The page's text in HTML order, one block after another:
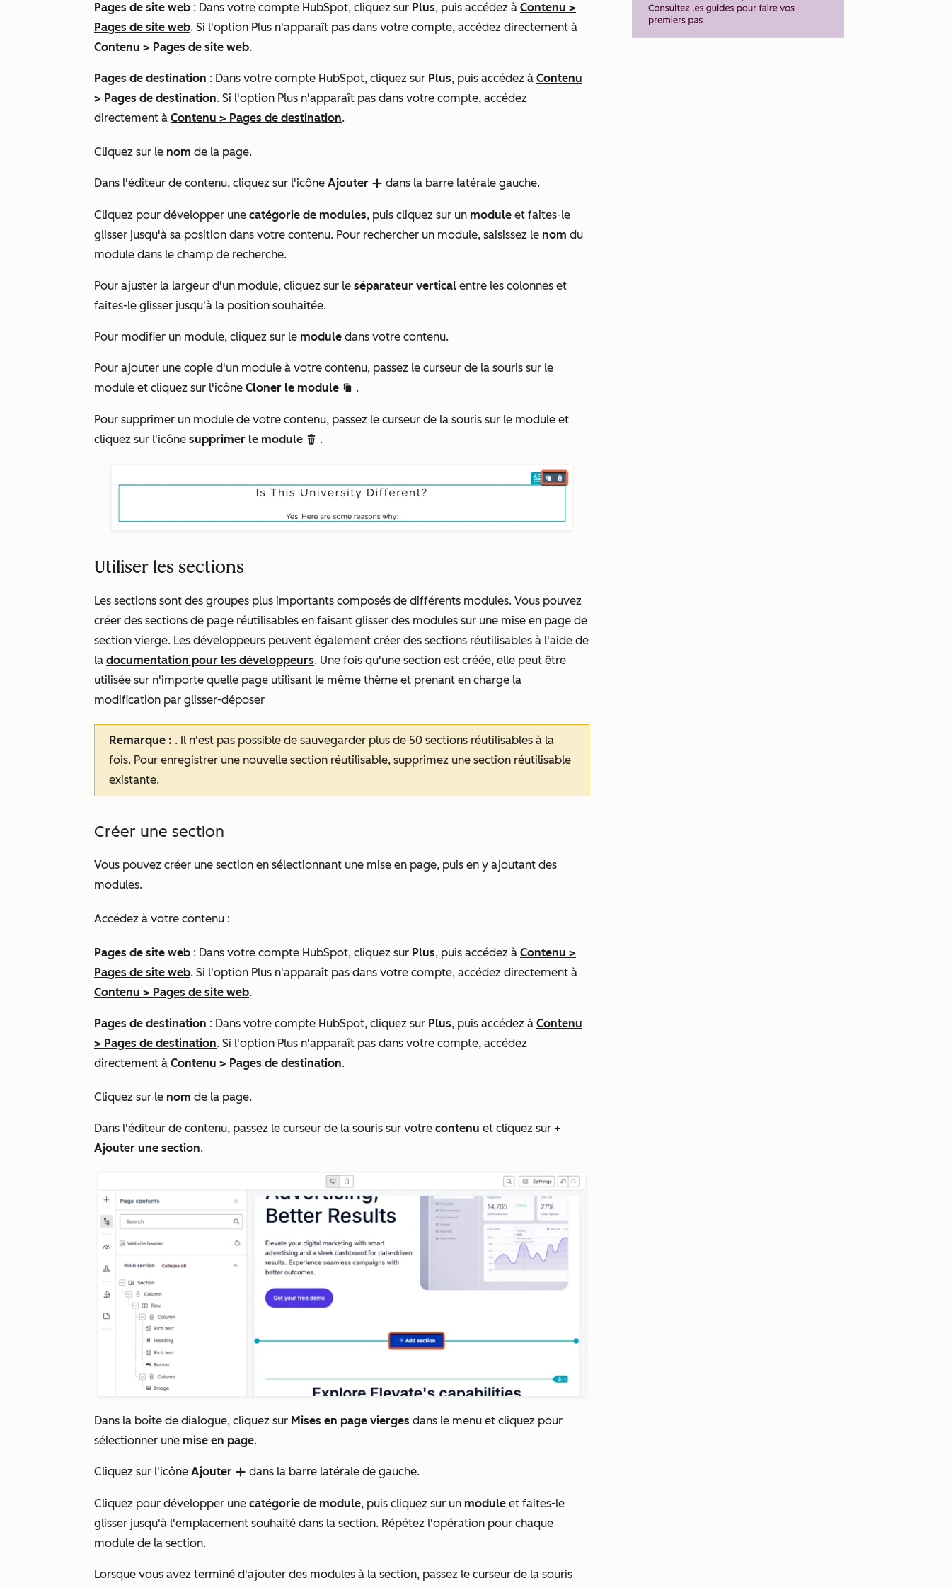
Pages de site web : Dans votre compte HubSpot, cliquez sur Plus, puis accédez à Contenu >
Pages de site web. Si l'option Plus n'apparaît pas dans votre compte, accédez directement à
Contenu > Pages de site web.
Pages de destination : Dans votre compte HubSpot, cliquez sur Plus, puis accédez à Contenu
> Pages de destination. Si l'option Plus n'apparaît pas dans votre compte, accédez
directement à Contenu > Pages de destination.
Cliquez sur le nom de la page.
Dans l'éditeur de contenu, cliquez sur l'icône Ajouter add dans la barre latérale gauche.
Cliquez pour développer une catégorie de modules, puis cliquez sur un module et faites-le
glisser jusqu'à sa position dans votre contenu. Pour rechercher un module, saisissez le nom du
module dans le champ de recherche.
Pour ajuster la largeur d'un module, cliquez sur le séparateur vertical entre les colonnes et
faites-le glisser jusqu'à la position souhaitée.
Pour modifier un module, cliquez sur le module dans votre contenu.
Pour ajouter une copie d'un module à votre contenu, passez le curseur de la souris sur le
module et cliquez sur l'icône Cloner le module clonduplicate c .
Pour supprimer un module de votre contenu, passez le curseur de la souris sur le module et
cliquez sur l'icône supprimer le module delete .
Utiliser les sections
Les sections sont des groupes plus importants composés de différents modules. Vous pouvez
créer des sections de page réutilisables en faisant glisser des modules sur une mise en page de
section vierge. Les développeurs peuvent également créer des sections réutilisables à l'aide de
la documentation pour les développeurs. Une fois qu'une section est créée, elle peut être
utilisée sur n'importe quelle page utilisant le même thème et prenant en charge la
modification par glisser-déposer
Remarque : . Il n'est pas possible de sauvegarder plus de 50 sections réutilisables à la
fois. Pour enregistrer une nouvelle section réutilisable, supprimez une section réutilisable
existante.
Créer une section
Vous pouvez créer une section en sélectionnant une mise en page, puis en y ajoutant des
modules.
Accédez à votre contenu :
Pages de site web : Dans votre compte HubSpot, cliquez sur Plus, puis accédez à Contenu >
Pages de site web. Si l'option Plus n'apparaît pas dans votre compte, accédez directement à
Contenu > Pages de site web.
Pages de destination : Dans votre compte HubSpot, cliquez sur Plus, puis accédez à Contenu
> Pages de destination. Si l'option Plus n'apparaît pas dans votre compte, accédez
directement à Contenu > Pages de destination.
Cliquez sur le nom de la page.
Dans l'éditeur de contenu, passez le curseur de la souris sur votre contenu et cliquez sur +
Ajouter une section.
Dans la boîte de dialogue, cliquez sur Mises en page vierges dans le menu et cliquez pour
sélectionner une mise en page.
Cliquez sur l'icône Ajouter add dans la barre latérale de gauche.
Cliquez pour développer une catégorie de module, puis cliquez sur un module et faites-le
glisser jusqu'à l'emplacement souhaité dans la section. Répétez l'opération pour chaque
module de la section.
Lorsque vous avez terminé d'ajouter des modules à la section, passez le curseur de la souris